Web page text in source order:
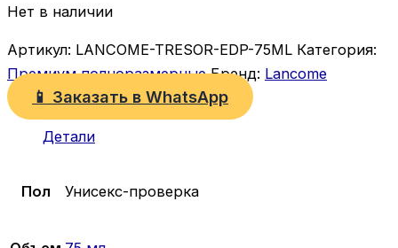
Нет в наличии
Артикул: LANCOME-TRESOR-EDP-75ML Категория:
Премиум полноразмерные Бренд: Lancome
📱 Заказать в WhatsApp
Детали
Пол Унисекс-проверка